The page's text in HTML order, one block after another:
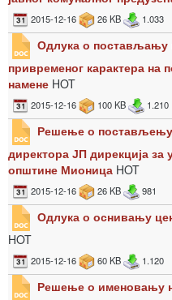
2015-12-16 26 KB 1.033
Одлука о постављању
привременог карактера на
намене HOT
2015-12-16 100 KB 1.210
Решење о
директора ЈП дирекција
општине Мионица HOT
2015-12-16 26 KB 981
Одлука о оснивању
HOT
2015-12-16 60 KB 1.120
Решење о именовању